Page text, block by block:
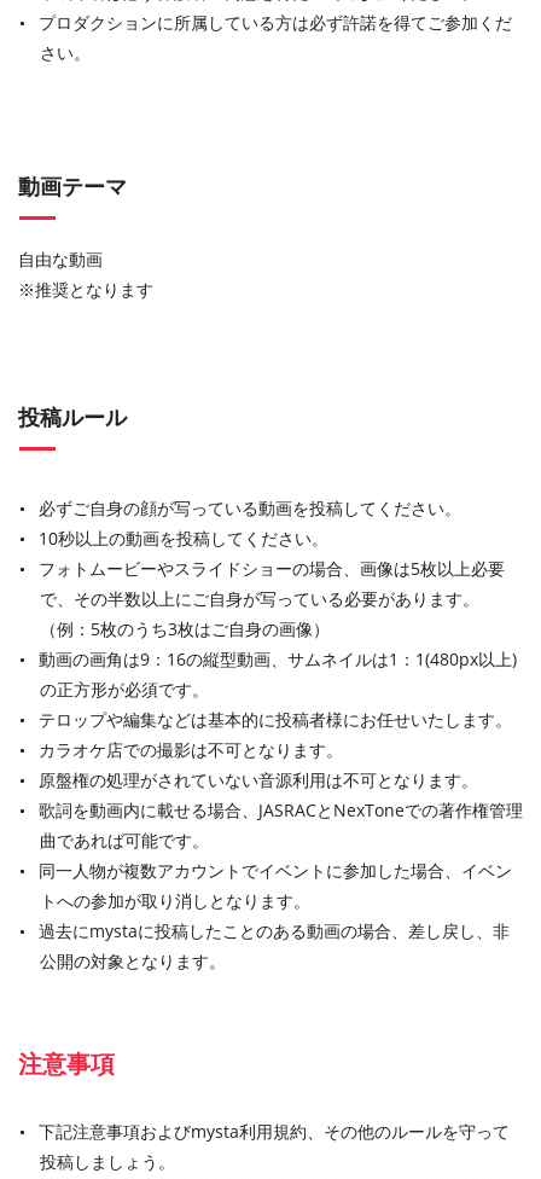
プロダクションに所属している方は必ず許諾を得てご参加くだ
さい。
動画テーマ
自由な動画
※推奨となります
投稿ルール
必ずご自身の顔が写っている動画を投稿してください。
10秒以上の動画を投稿してください。
フォトムービーやスライドショーの場合、画像は5枚以上必要
で、その半数以上にご自身が写っている必要があります。
（例：5枚のうち3枚はご自身の画像）
動画の画角は9：16の縦型動画、サムネイルは1：1(480px以上)
の正方形が必須です。
テロップや編集などは基本的に投稿者様にお任せいたします。
カラオケ店での撮影は不可となります。
原盤権の処理がされていない音源利用は不可となります。
歌詞を動画内に載せる場合、JASRACとNexToneでの著作権管理
曲であれば可能です。
同一人物が複数アカウントでイベントに参加した場合、イベン
トへの参加が取り消しとなります。
過去にmystaに投稿したことのある動画の場合、差し戻し、非
公開の対象となります。
注意事項
下記注意事項およびmysta利用規約、その他のルールを守って
投稿しましょう。